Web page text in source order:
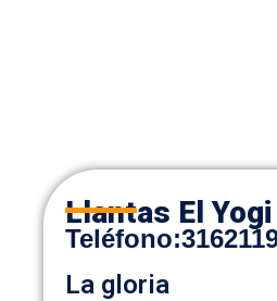
Llantas El Yogi
Teléfono:
La gloria